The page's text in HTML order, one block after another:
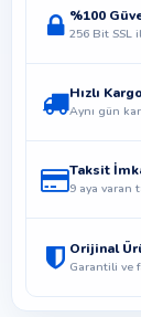
%100
256 Bit SSL
Hızlı Kargo
Aynı gün
Taksit
9 aya varan
Orijinal
Garantili ve